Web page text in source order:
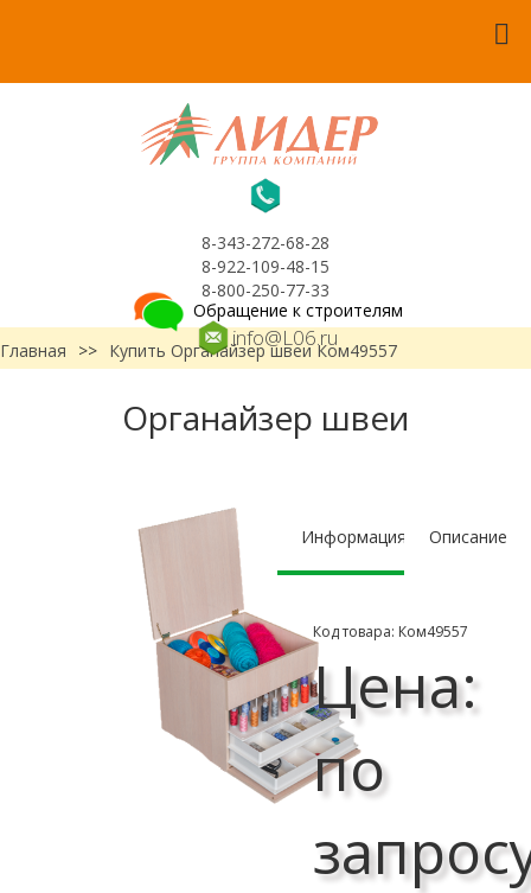
8-343-272-68-28
8-922-109-48-15
8-800-250-77-33
info@L06.ru
Обращение к строителям
Главная
>> Купить Органайзер швеи Ком49557
Органайзер швеи
Информация Описание
Код товара: Ком49557
Цена:
по